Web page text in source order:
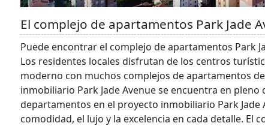
El complejo de apartamentos Park Jade
Puede encontrar el complejo de apartamentos Park
Los residentes locales disfrutan de los centros
moderno con muchos complejos de apartamentos
inmobiliario Park Jade Avenue se encuentra en
departamentos en el proyecto inmobiliario Park
comodidad, el lujo y la excelencia en cada detalle. El